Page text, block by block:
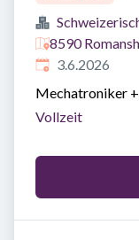
8590
Veröffentlicht
3.6.2026
Mechatroniker +
Vollzeit